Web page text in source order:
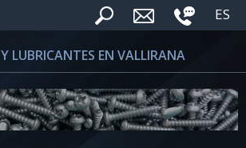
ES
LUBRICANTES EN VALLIRANA